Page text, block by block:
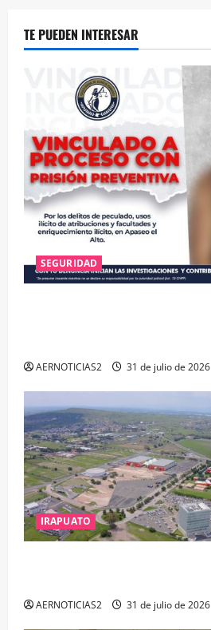
TE PUEDEN INTERESAR
SEGURIDAD
AERNOTICIAS2 31 de julio de 2026
IRAPUATO
AERNOTICIAS2 31 de julio de 2026